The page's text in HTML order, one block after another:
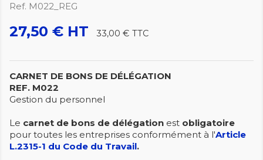
Ref. M022_REG
27,50 € HT 33,00 € TTC
CARNET DE BONS DE DÉLÉGATION
REF. M022
Gestion du personnel
Le carnet de bons de délégation est obligatoire
pour toutes les entreprises conformément à l'Article
L.2315-1 du Code du Travail.